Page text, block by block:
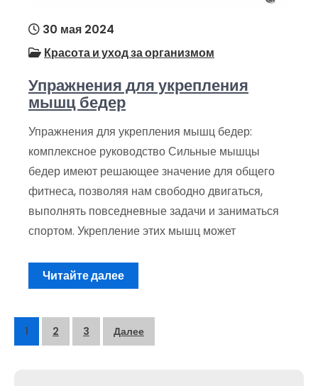
30 мая 2024
Красота и уход за организмом
Упражнения для укрепления
мышц бедер
Упражнения для укрепления мышц бедер:
комплексное руководство Сильные мышцы
бедер имеют решающее значение для общего
фитнеса, позволяя нам свободно двигаться,
выполнять повседневные задачи и заниматься
спортом. Укрепление этих мышц может
Читайте далее
Пагинация
1 2 3 Далее